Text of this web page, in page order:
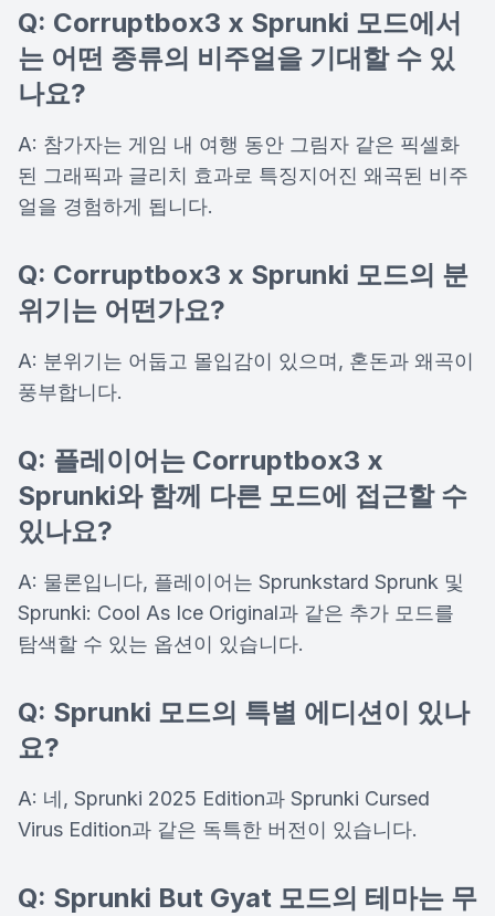
Q: Corruptbox3 x Sprunki 모드에서
는 어떤 종류의 비주얼을 기대할 수 있
나요?
A: 참가자는 게임 내 여행 동안 그림자 같은 픽셀화
된 그래픽과 글리치 효과로 특징지어진 왜곡된 비주
얼을 경험하게 됩니다.
Q: Corruptbox3 x Sprunki 모드의 분
위기는 어떤가요?
A: 분위기는 어둡고 몰입감이 있으며, 혼돈과 왜곡이
풍부합니다.
Q: 플레이어는 Corruptbox3 x
Sprunki와 함께 다른 모드에 접근할 수
있나요?
A: 물론입니다, 플레이어는 Sprunkstard Sprunk 및
Sprunki: Cool As Ice Original과 같은 추가 모드를
탐색할 수 있는 옵션이 있습니다.
Q: Sprunki 모드의 특별 에디션이 있나
요?
A: 네, Sprunki 2025 Edition과 Sprunki Cursed
Virus Edition과 같은 독특한 버전이 있습니다.
Q: Sprunki But Gyat 모드의 테마는 무